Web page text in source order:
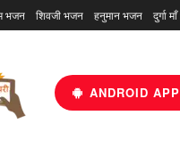
भजन शिवजी भजन हनुमान भजन दुर्गा
ANDROID APP